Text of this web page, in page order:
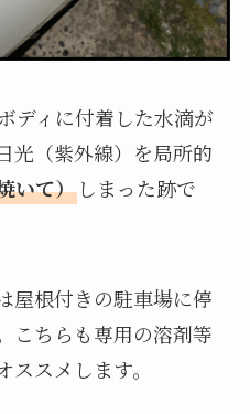
ディに付着した水滴が
光（紫外線）を局所的
いて）しまった跡で
屋根付きの駐車場に停
こちらも専用の溶剤等
スメします。